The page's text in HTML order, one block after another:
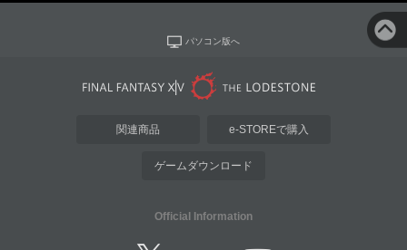
パソコン版へ
関連商品 e-STOREで購入
ゲームダウンロード
Official Information